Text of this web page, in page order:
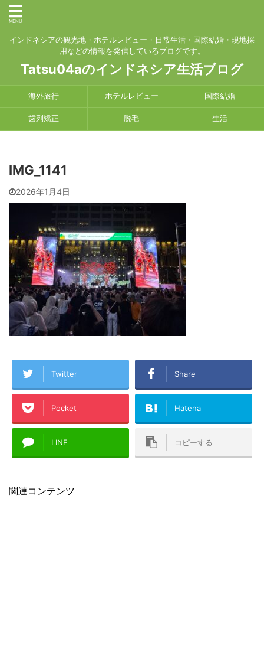
インドネシアの観光地・ホテルレビュー・日常生活・国際結婚・現地採
用などの情報を発信しているブログです。
Tatsu04aのインドネシア生活ブログ
海外旅行 ホテルレビュー 国際結婚
歯列矯正 脱毛 生活
IMG_1141
2026年1月4日
Twitter Share
Pocket Hatena
LINE コピーする
関連コンテンツ